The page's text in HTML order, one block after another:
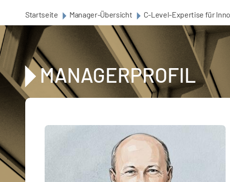
Startseite Manager-Übersicht C-Level-Expertise für
MANAGERPROFIL